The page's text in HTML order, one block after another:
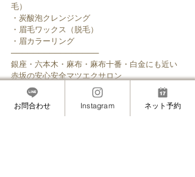
毛）
・炭酸泡クレンジング
・眉毛ワックス（脱毛）
・眉カラーリング
────────────────
銀座・六本木・麻布・麻布十番・白金にも近い
赤坂の安心安全マツエクサロン
”MAMINON”(マミノン)
お知らせ
お問合わせ Instagram ネット予約